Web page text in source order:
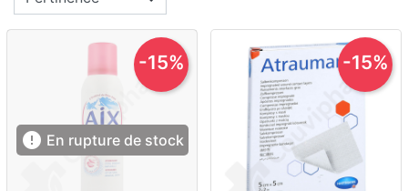
 En rupture de stock
-15% -15%